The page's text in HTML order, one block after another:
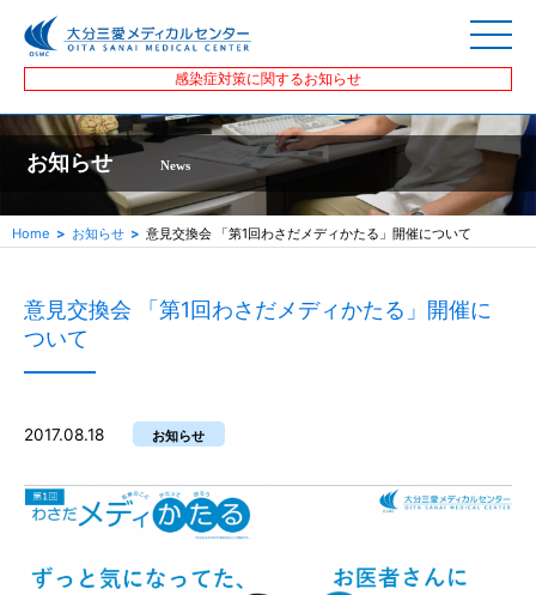
感染症対策に関するお知らせ
お知らせ News
Home お知らせ 意見交換会 「第1回わさだメディかたる」開催について
意見交換会 「第1回わさだメディかたる」開催に
ついて
2017.08.18 お知らせ